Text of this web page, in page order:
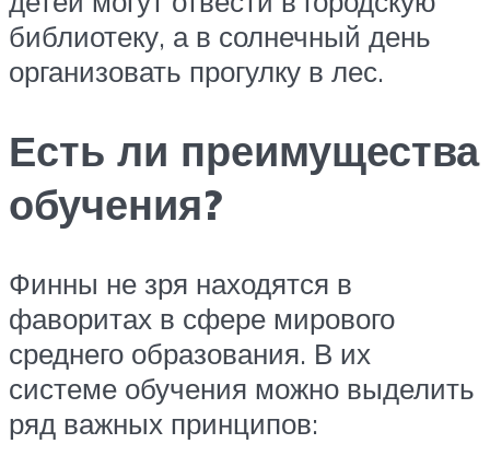
библиотеку, а в солнечный день
организовать прогулку в лес.
Есть ли преимущества
обучения?
Финны не зря находятся в
фаворитах в сфере мирового
среднего образования. В их
системе обучения можно выделить
ряд важных принципов: